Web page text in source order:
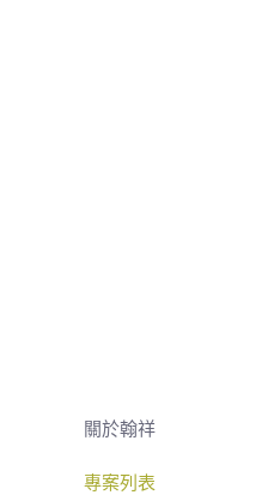
關於翰祥
專案列表